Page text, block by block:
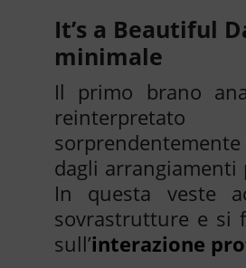
It’s a Beautiful
minimale
Il primo brano
sorprendentemente
dagli arrangiamenti
In questa veste
sovrastrutture e si
sull’interazione